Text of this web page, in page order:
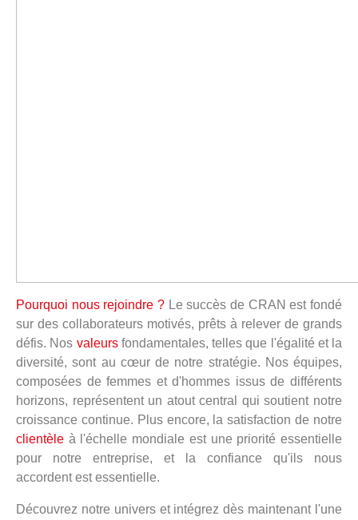
Pourquoi nous rejoindre ? Le succès de CRAN est fondé
sur des collaborateurs motivés, prêts à relever de grands
défis. Nos valeursfondamentales, telles que l'égalité et la
diversité, sont au cœur de notre stratégie. Nos équipes,
composées de femmes et d'hommes issus de différents
horizons, représentent un atout central qui soutient notre
croissance continue. Plus encore, la satisfaction de notre
clientèle à l'échelle mondiale est une priorité essentielle
pour notre entreprise, et la confiance qu'ils nous
accordent est essentielle.
Découvrez notre univers et intégrez dès maintenant l'une